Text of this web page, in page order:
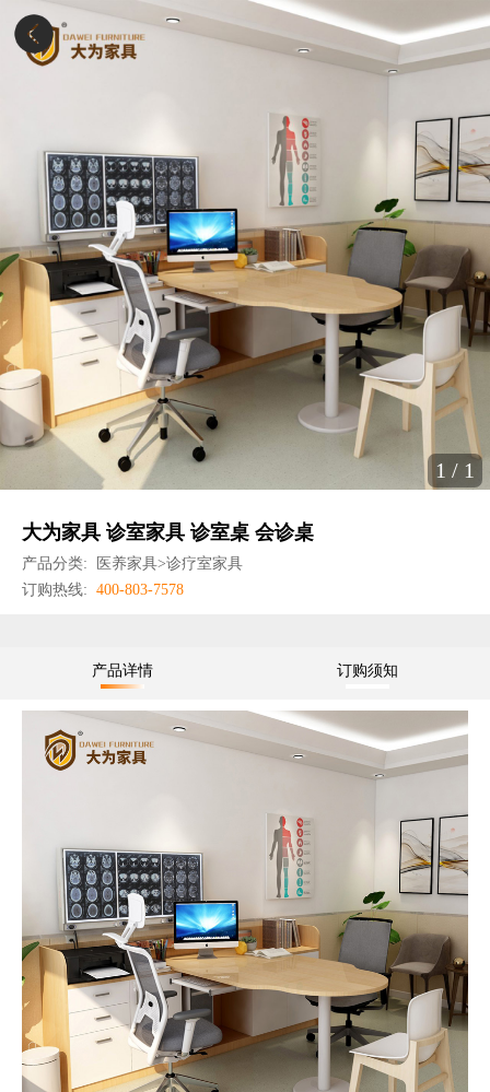
1 / 1
大为家具 诊室家具 诊室桌 会诊桌
产品分类:
医养家具>诊疗室家具
订购热线: 400-803-7578
产品详情 订购须知